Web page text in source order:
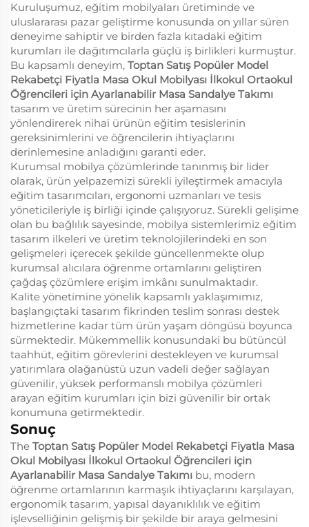
Kuruluşumuz, eğitim mobilyaları üretiminde ve
uluslararası pazar geliştirme konusunda on yıllar süren
deneyime sahiptir ve birden fazla kıtadaki eğitim
kurumları ile dağıtımcılarla güçlü iş birlikleri kurmuştur.
Bu kapsamlı deneyim, Toptan Satış Popüler Model
Rekabetçi Fiyatla Masa Okul Mobilyası İlkokul Ortaokul
Öğrencileri için Ayarlanabilir Masa Sandalye Takımı
tasarım ve üretim sürecinin her aşamasını
yönlendirerek nihai ürünün eğitim tesislerinin
gereksinimlerini ve öğrencilerin ihtiyaçlarını
derinlemesine anladığını garanti eder.
Kurumsal mobilya çözümlerinde tanınmış bir lider
olarak, ürün yelpazemizi sürekli iyileştirmek amacıyla
eğitim tasarımcıları, ergonomi uzmanları ve tesis
yöneticileriyle iş birliği içinde çalışıyoruz. Sürekli gelişime
olan bu bağlılık sayesinde, mobilya sistemlerimiz eğitim
tasarım ilkeleri ve üretim teknolojilerindeki en son
gelişmeleri içerecek şekilde güncellenmekte olup
kurumsal alıcılara öğrenme ortamlarını geliştiren
çağdaş çözümlere erişim imkânı sunulmaktadır.
Kalite yönetimine yönelik kapsamlı yaklaşımımız,
başlangıçtaki tasarım fikrinden teslim sonrası destek
hizmetlerine kadar tüm ürün yaşam döngüsü boyunca
sürmektedir. Mükemmellik konusundaki bu bütüncül
taahhüt, eğitim görevlerini destekleyen ve kurumsal
yatırımlara olağanüstü uzun vadeli değer sağlayan
güvenilir, yüksek performanslı mobilya çözümleri
arayan eğitim kurumları için bizi güvenilir bir ortak
konumuna getirmektedir.
Sonuç
The Toptan Satış Popüler Model Rekabetçi Fiyatla Masa
Okul Mobilyası İlkokul Ortaokul Öğrencileri için
Ayarlanabilir Masa Sandalye Takımı bu, modern
öğrenme ortamlarının karmaşık ihtiyaçlarını karşılayan,
ergonomik tasarım, yapısal dayanıklılık ve eğitim
işlevselliğinin gelişmiş bir şekilde bir araya gelmesini